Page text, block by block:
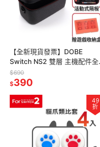
【全新現貨發票】DOBE
Switch NS2 雙層 主機配件全
套收納包 (附遊戲收納盒) TNS-
3175 子母包
$690
$390
49
折